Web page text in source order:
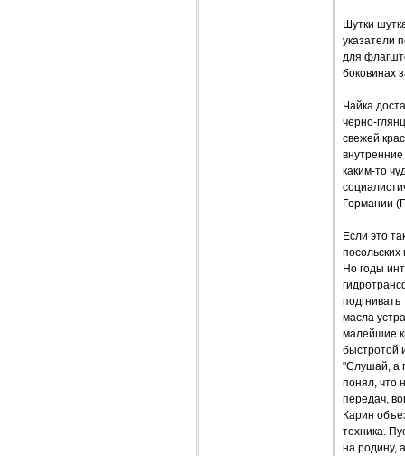
Шутки
указатели
для
боковинах
Чайка
черно-
свежей
каким-то
Германии
Если это
Но годы
масла
малейшие
быстротой
"Слушай, а
понял, что
передач,
Карин
техника.
на родину,